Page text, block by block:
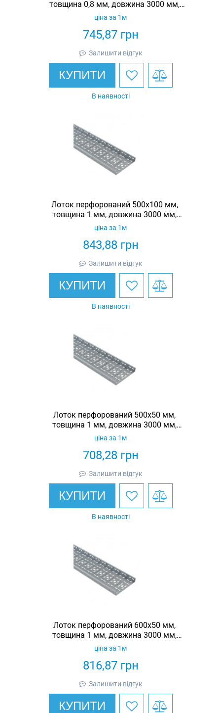
товщина 0,8 мм, довжина 3000 мм,
гарячеоцинкований, Eurotray
745,87грн
ціна за 1м
Залишити відгук
КУПИТИ
В наявності
Лоток перфорований 500х100 мм,
товщина 1 мм, довжина 3000 мм,
гарячеоцинкований, Eurotray
843,88грн
ціна за 1м
Залишити відгук
КУПИТИ
В наявності
Лоток перфорований 500х50 мм,
товщина 1 мм, довжина 3000 мм,
гарячеоцинкований, Eurotray
708,28грн
ціна за 1м
Залишити відгук
КУПИТИ
В наявності
Лоток перфорований 600х50 мм,
товщина 1 мм, довжина 3000 мм,
гарячеоцинкований, Eurotray
816,87грн
ціна за 1м
Залишити відгук
КУПИТИ